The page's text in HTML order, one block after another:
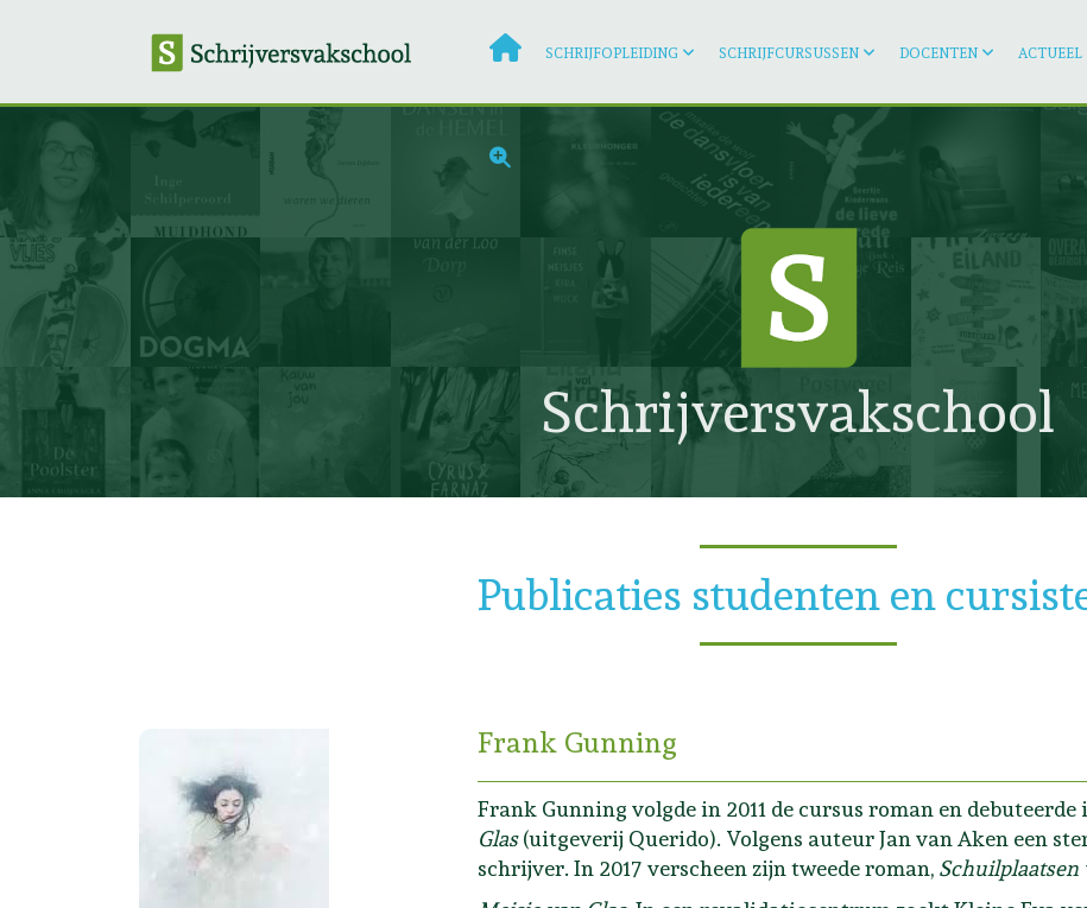
SCHRIJFOPLEIDING SCHRIJFCURSUSSEN DOCENTEN ACTUEEL
Schrijversvakschool
Publicaties studenten en
Frank Gunning
Frank Gunning volgde in 2011 de cursus roman en debuteerde
Glas(uitgeverij Querido). Volgens auteur Jan van Aken een
schrijver. In 2017 verscheen zijn tweede roman, Schuilplaatsen